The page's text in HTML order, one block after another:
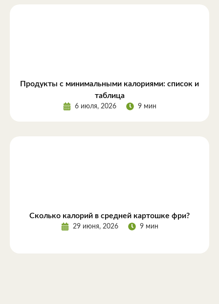
Продукты с минимальными калориями: список и
таблица
6 июля, 2026 9 мин
Сколько калорий в средней картошке фри?
29 июня, 2026 9 мин